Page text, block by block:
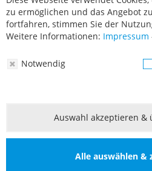
zu ermöglichen und das Angebot
fortfahren, stimmen Sie der
Weitere Informationen: Impressum
Notwendig
Auswahl akzeptieren &
Alle auswählen &
zu ermöglichen und das Angebot
fortfahren, stimmen Sie der
Weitere Informationen: Impressum
Notwendig
Auswahl akzeptieren &
Alle auswählen &